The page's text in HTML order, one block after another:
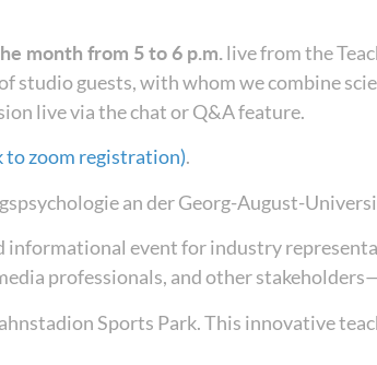
month from 5 to 6 p.m.live from the
studio guests, with whom we combine
live via the chat or Q&A feature.
to zoom registration).
an der Georg-August-
informational event for industry
professionals, and other
Sports Park. This innovative